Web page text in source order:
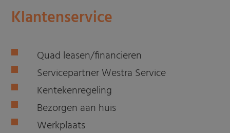
Klantenservice
Quad leasen/financieren
Servicepartner Westra Service
Kentekenregeling
Bezorgen aan huis
Werkplaats